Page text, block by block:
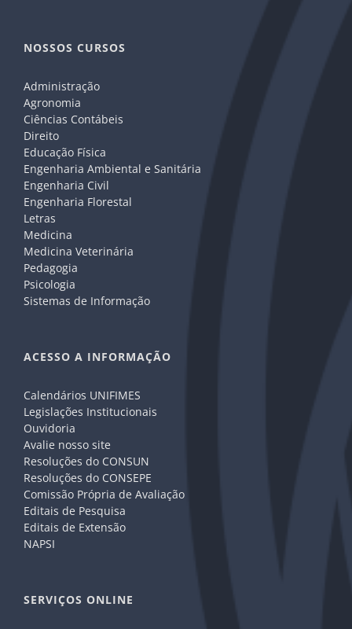
NOSSOS CURSOS
Administração
Agronomia
Ciências Contábeis
Direito
Educação Física
Engenharia Ambiental e Sanitária
Engenharia Civil
Engenharia Florestal
Letras
Medicina
Medicina Veterinária
Pedagogia
Psicologia
Sistemas de Informação
ACESSO A INFORMAÇÃO
Calendários UNIFIMES
Legislações Institucionais
Ouvidoria
Avalie nosso site
Resoluções do CONSUN
Resoluções do CONSEPE
Comissão Própria de Avaliação
Editais de Pesquisa
Editais de Extensão
NAPSI
SERVIÇOS ONLINE